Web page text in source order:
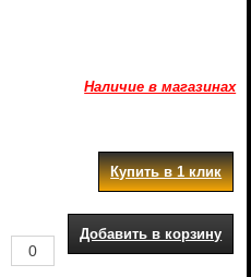
Наличие в магазинах
Купить в 1 клик
Добавить в корзину